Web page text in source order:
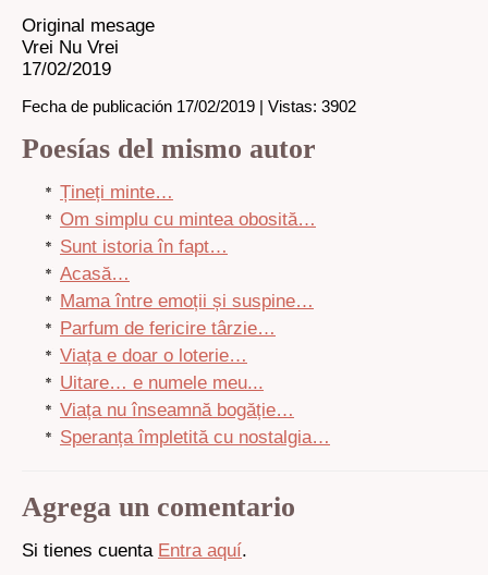
Original mesage
Vrei Nu Vrei
17/02/2019
Fecha de publicación 17/02/2019 | Vistas: 3902
Poesías del mismo autor
Țineți minte…
Om simplu cu mintea obosită…
Sunt istoria în fapt…
Acasă…
Mama între emoții și suspine…
Parfum de fericire târzie…
Viața e doar o loterie…
Uitare… e numele meu...
Viața nu înseamnă bogăție…
Speranța împletită cu nostalgia…
Agrega un comentario
Si tienes cuenta Entra aquí.